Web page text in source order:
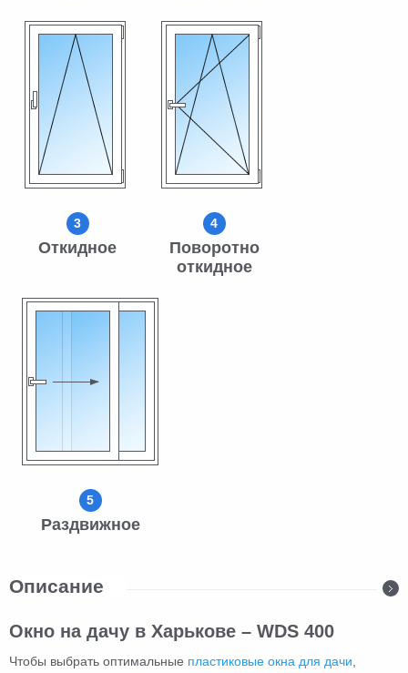
3
Откидное
4
Поворотно
откидное
5
Раздвижное
Описание
Окно на дачу в Харькове – WDS 400
Чтобы выбрать оптимальные пластиковые окна для дачи